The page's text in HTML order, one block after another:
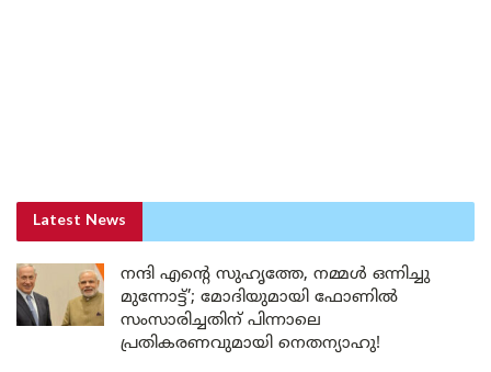
Latest News
നന്ദി എൻ്റെ സുഹൃത്തേ, നമ്മൾ ഒന്നിച്ചു
മുന്നോട്ട്’; മോദിയുമായി ഫോണിൽ
സംസാരിച്ചതിന് പിന്നാലെ
പ്രതികരണവുമായി നെതന്യാഹു!